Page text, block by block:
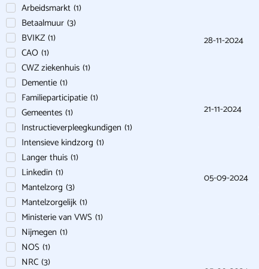
Arbeidsmarkt (1)
Betaalmuur (3)
BVIKZ (1)
CAO (1)
CWZ ziekenhuis (1)
Dementie (1)
Familieparticipatie (1)
Gemeentes (1)
Instructieverpleegkundigen (1)
Intensieve kindzorg (1)
Langer thuis (1)
Linkedin (1)
Mantelzorg (3)
Mantelzorgelijk (1)
Ministerie van VWS (1)
Nijmegen (1)
NOS (1)
NRC (3)
28-11-2024
21-11-2024
05-09-2024